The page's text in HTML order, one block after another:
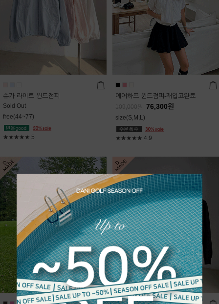
슈가 라이트 윈드점퍼
Sold Out
free(44~77)
★★★★★ 5
에어하프 윈드점퍼-재입고완료
109,000 76,300원
size(S,M,L)
★★★★★ 4.9